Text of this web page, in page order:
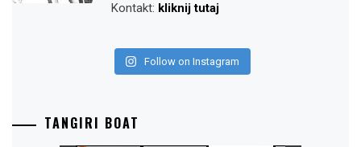
Kontakt: kliknij tutaj
Follow on Instagram
TANGIRI BOAT